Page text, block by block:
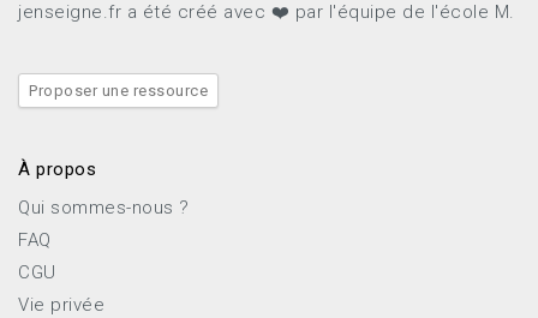
jenseigne.fr a été créé avec ❤️ par l'équipe de l'école M.
Proposer une ressource
À propos
Qui sommes-nous ?
FAQ
CGU
Vie privée